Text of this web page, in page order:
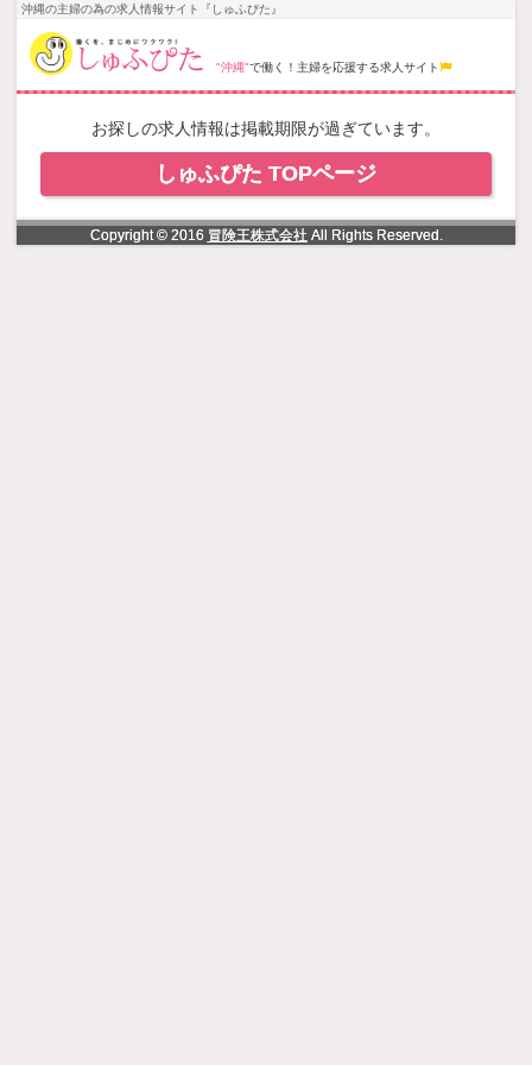
NowLoading
沖縄の主婦の為の求人情報サイト『しゅふぴた』
"沖縄"で働く！主婦を応援する求人サイト
お探しの求人情報は掲載期限が過ぎています。
しゅふぴた TOPページ
Copyright © 2016 冒険王株式会社All Rights Reserved.